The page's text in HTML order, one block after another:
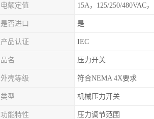
电额定值
是否进口 是
产品认证 IEC
品名 压力开关
外壳等级 符合NEMA 4X要求
类型 机械压力开关
功能特性 压力调节范围